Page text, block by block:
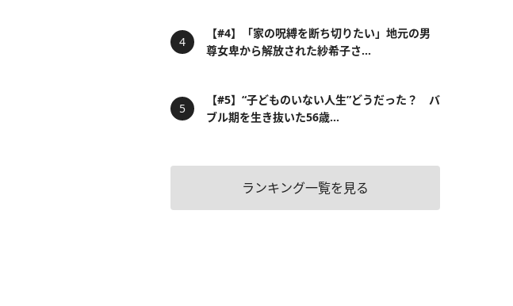
【#4】「家の呪縛を断ち切りたい」地元の男
尊女卑から解放された紗希子さ...
【#5】“子どものいない人生”どうだった？ バ
ブル期を生き抜いた56歳...
ランキング一覧を見る